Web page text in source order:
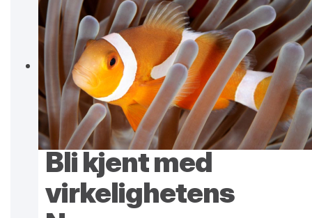
Bli kjent med
virkelighetens